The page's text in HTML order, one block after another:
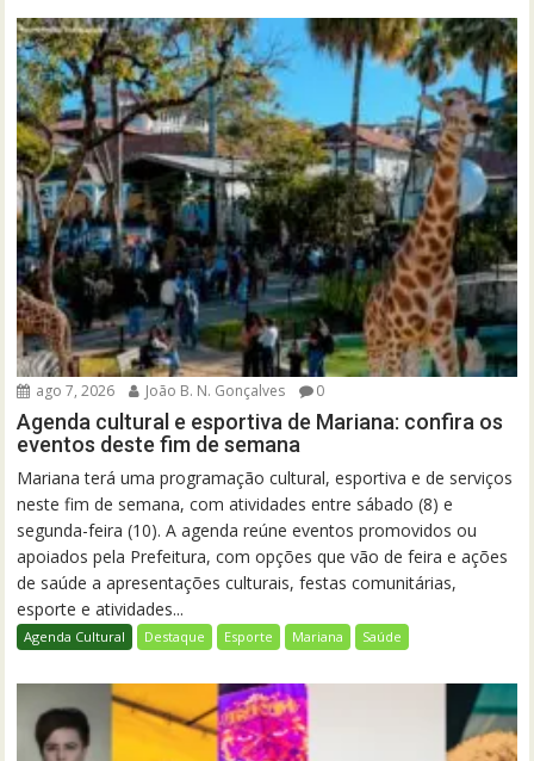
ago 7, 2026 João B. N. Gonçalves 0
Agenda cultural e esportiva de Mariana: confira os
eventos deste fim de semana
Mariana terá uma programação cultural, esportiva e de serviços
neste fim de semana, com atividades entre sábado (8) e
segunda-feira (10). A agenda reúne eventos promovidos ou
apoiados pela Prefeitura, com opções que vão de feira e ações
de saúde a apresentações culturais, festas comunitárias,
esporte e atividades...
Agenda Cultural Destaque Esporte Mariana Saúde